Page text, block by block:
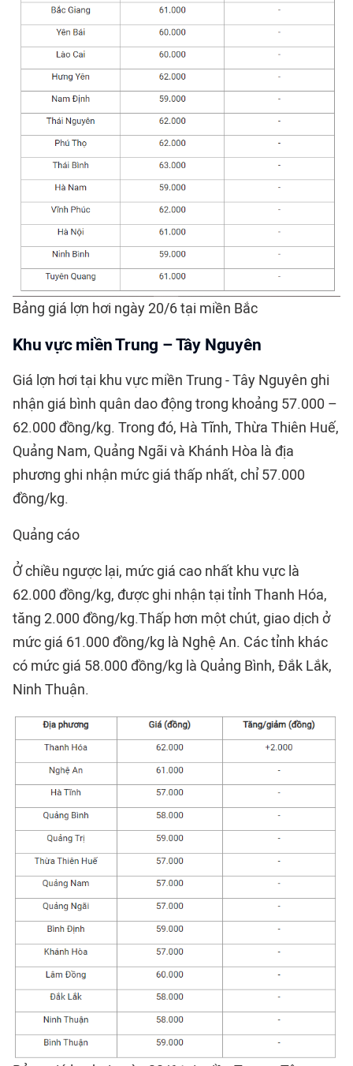
Bảng giá lợn hơi ngày 20/6 tại miền Bắc
Khu vực miền Trung – Tây Nguyên
Giá lợn hơi tại khu vực miền Trung - Tây Nguyên ghi
nhận giá bình quân dao động trong khoảng 57.000 –
62.000 đồng/kg. Trong đó, Hà Tĩnh, Thừa Thiên Huế,
Quảng Nam, Quảng Ngãi và Khánh Hòa là địa
phương ghi nhận mức giá thấp nhất, chỉ 57.000
đồng/kg.
Quảng cáo
Ở chiều ngược lại, mức giá cao nhất khu vực là
62.000 đồng/kg, được ghi nhận tại tỉnh Thanh Hóa,
tăng 2.000 đồng/kg.Thấp hơn một chút, giao dịch ở
mức giá 61.000 đồng/kg là Nghệ An. Các tỉnh khác
có mức giá 58.000 đồng/kg là Quảng Bình, Đắk Lắk,
Ninh Thuận.